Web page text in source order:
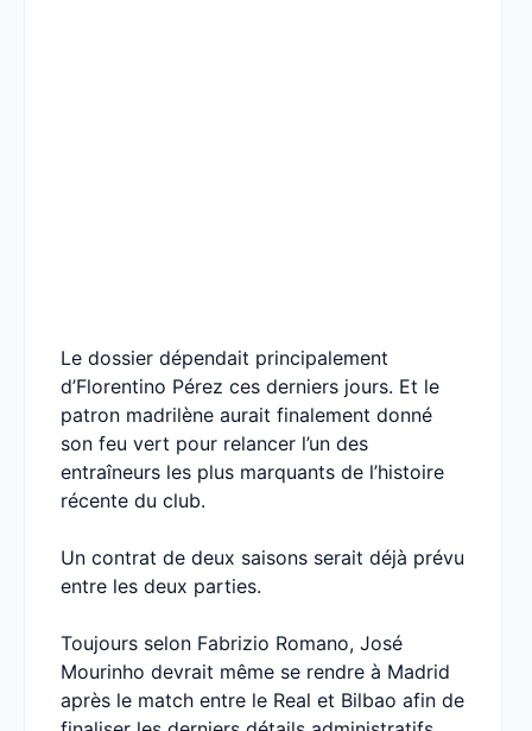
Le dossier dépendait principalement
d’Florentino Pérez ces derniers jours. Et le
patron madrilène aurait finalement donné
son feu vert pour relancer l’un des
entraîneurs les plus marquants de l’histoire
récente du club.
Un contrat de deux saisons serait déjà prévu
entre les deux parties.
Toujours selon Fabrizio Romano, José
Mourinho devrait même se rendre à Madrid
après le match entre le Real et Bilbao afin de